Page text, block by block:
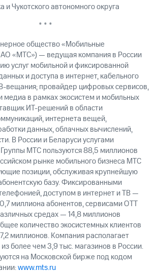
и Чукотского автономного округа
* * *
общество «Мобильные
«МТС») — ведущая компания в России
услуг мобильной и фиксированной
и доступа в интернет, кабельного
вещания; провайдер цифровых сервисов,
медиа в рамках экосистем и мобильных
ИТ-решений в области
интернета вещей,
данных, облачных вычислений,
В России и Беларуси услугами
МТС пользуются 88,5 миллионов
рынке мобильного бизнеса МТС
позиции, обслуживая крупнейшую
базу. Фиксированными
доступом в интернет и ТВ —
миллиона абонентов, сервисами OTT
средах — 14,8 миллионов
количество экосистемных клиентов
миллионов. Компания располагает
более чем 3,9 тыс. магазинов в России.
на Московской бирже под кодом
www.mts.ru